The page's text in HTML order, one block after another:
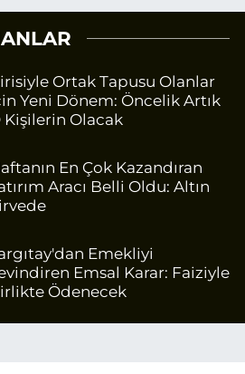
Ortak Tapusu Olanlar
Yeni Dönem: Öncelik Artık
Kişilerin Olacak
En Çok Kazandıran
Aracı Belli Oldu: Altın
Emekliyi
Emsal Karar: Faiziyle
Ödenecek